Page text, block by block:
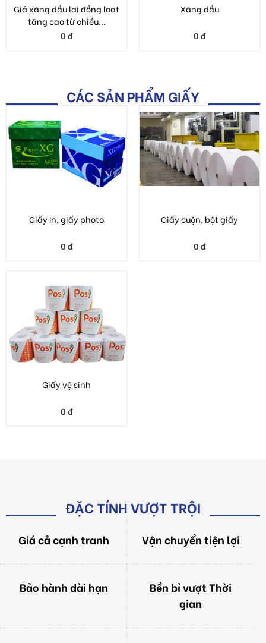
CÁC SẢN PHẨM GIẤY
Giấy In, giấy photo
0 đ
Giấy cuộn, bột giấy
0 đ
Giấy vệ sinh
0 đ
Bảo hành dài hạn
Bền bỉ vượt Thời
gian
Mẫu mã đa dạng,
Bắt mắt
Giá thành tốt nhất
Thị trường
Đổi trả khi sản
Bảo hành lên đến 36